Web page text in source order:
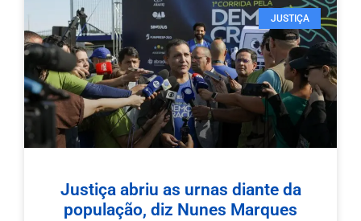
JUSTIÇA
Justiça abriu as urnas diante da
população, diz Nunes Marques